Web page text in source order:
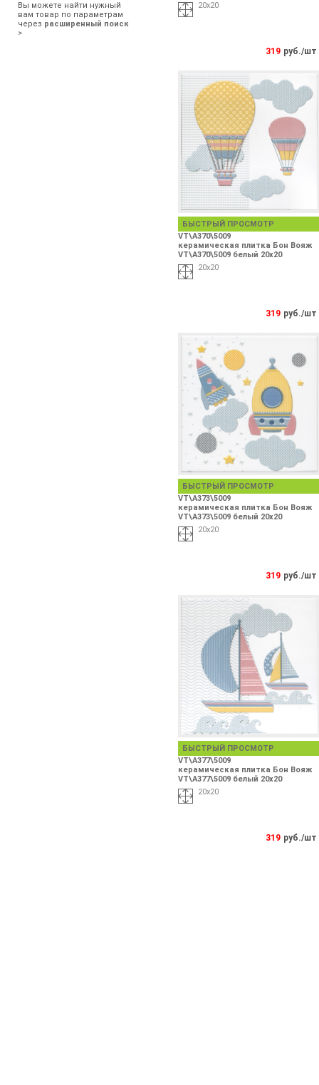
Вы можете найти нужный
вам товар по параметрам
через расширенный поиск
>
20х20
319 руб./шт
БЫСТРЫЙ ПРОСМОТР
VT\A370\5009
керамическая плитка Бон Вояж
VT\A370\5009 белый 20х20
20х20
319 руб./шт
БЫСТРЫЙ ПРОСМОТР
VT\A373\5009
керамическая плитка Бон Вояж
VT\A373\5009 белый 20х20
20х20
319 руб./шт
БЫСТРЫЙ ПРОСМОТР
VT\A377\5009
керамическая плитка Бон Вояж
VT\A377\5009 белый 20х20
20х20
319 руб./шт